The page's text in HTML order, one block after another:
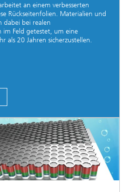
an einem verbesserten
Rückseitenfolien. Materialien und
dabei bei realen
im Feld getestet, um eine
als 20 Jahren sicherzustellen.